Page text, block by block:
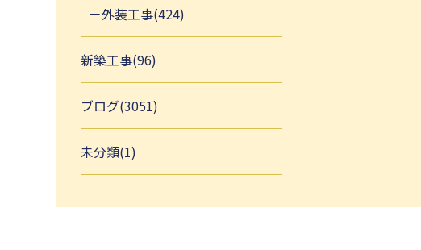
外装工事(424)
新築工事(96)
ブログ(3051)
未分類(1)